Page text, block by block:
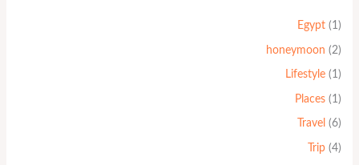
Egypt(1)
honeymoon (2)
Lifestyle(1)
Places(1)
Travel (6)
Trip(4)